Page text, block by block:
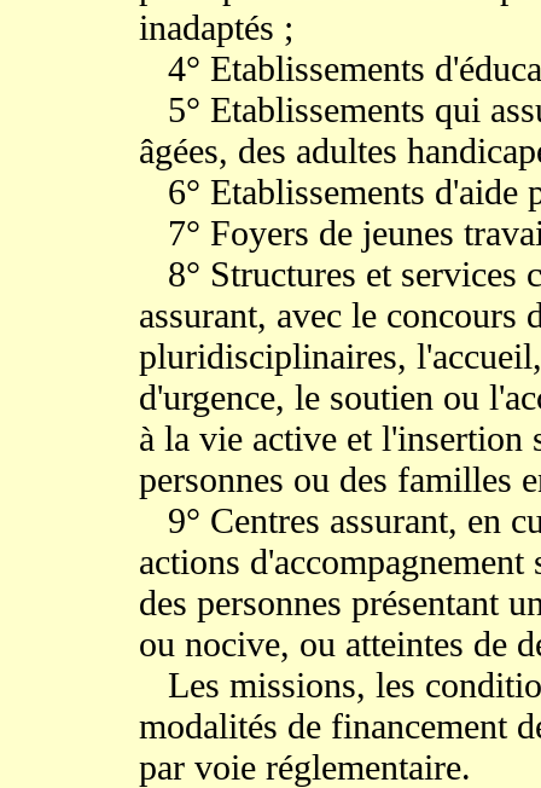
inadaptés ;
4° Etablissements
5° Etablissements qui
âgées, des adultes
6° Etablissements d'aide
7° Foyers de jeunes
8° Structures et services
assurant, avec le concours
pluridisciplinaires,
d'urgence, le soutien ou
à la vie active et l'insertion
personnes ou des familles
9° Centres assurant, en
actions
des personnes présentant
ou nocive, ou atteintes de
Les missions, les
modalités de financement
par voie réglementaire.